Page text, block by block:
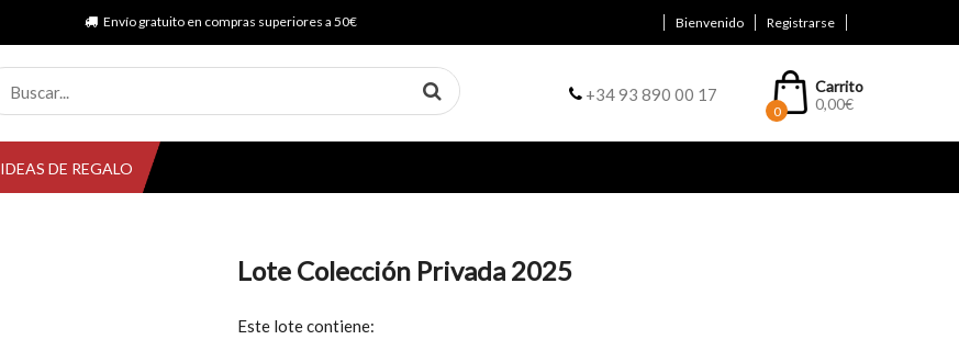
Bienvenido Registrarse
Envío gratuito en compras superiores a 50€
Carrito
0,00€
0
+34 93 890 00 17
IDEAS DE REGALO
Lote Colección Privada 2025
Este lote contiene: